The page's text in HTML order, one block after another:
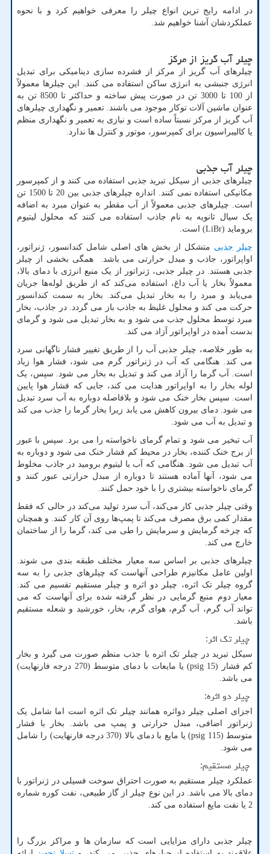
در ادامه رایج ترین انواع چیلر را معرفی خواهیم کرد و با نحوه
عملکردشان آشنا خواهیم شد.
چیلر آب گریز از مرکز
چیلرهای آب گریز از مرکز از فشرده سازی دینامیکی برای تبدیل
انرژی جنبشی به انرژی ساکن استفاده می کنند. این چیلرها معمولاً
از 100 تا 3000 تن در صورت پیش ساخته و حداکثر تا 8500 تن به
عنوان ماشین آلات توکار موجود می باشند. تعمیر و نگهداری چیلرهای
آب گریز از مرکز نسبتاً ساده است و نیازی به تعمیر و نگهداری منظم
یا کالیبراسیون برای کمپرسور، موتور و کنترل ها ندارد.
چیلر آب جذبی
چیلرهای جذبی از سیکل تبرید جذبی استفاده می کنند و از کمپرسور
مکانیکی استفاده نمی کنند. اندازه چیلرهای جذبی بین 20 تا 1500 تن
است. چیلرهای جذبی معمولاً از آب مقطر به عنوان مبرد به اضافه
یک سیال ثانویه به نام جاذب استفاده می کنند که محلول لیتیوم
بروماید (LiBr) است.
چیلر جذبی متشکل از بخش های اصلی شامل کندانسور، ژنراتور،
اواپراتور، جاذب و مبدل حرارتی می باشد. همگی بخشی از چیلر
جذبی هستند. در چیلر جذبی، ژنراتور از یک منبع انرژی با دمای بالا،
معمولاً بخار یا آب داغ، استفاده می‌کند که از طریق لوله‌ها جریان
می‌یابد و مبرد را به بخار تبدیل می‌کند. بخار به سمت کندانسور
حرکت می کند و محلول غلیظ به جاذب باز می گردد. در جاذب، بخار
مبرد توسط محلول جذب می شود و به بخار تبدیل می شود و گرمای
بدست آمده در اواپراتور آزاد می کند.
به طور خلاصه، چیلر جذبی آب را از طریق تغییر فشار ناگهانی سرد
می کند. هنگامی که آب در ژنراتور گرم می شود، فشار هوا زیاد
است. آب گرما را آزاد می کند و تبدیل به بخار می شود. سپس، یک
لوله بخار را به اواپراتور هدایت می کند، جایی که فشار هوا پایین
است. سپس بخار خنک می شود و بلافاصله دوباره به آب سرد تبدیل
می شود. دمای بیرون کاهش می یابد زیرا بخار گرما را جذب می کند
و تبدیل به آب می شود.
آب تبخیر می شود و تمام گرمای ناخواسته را می برد. سپس با عبور
از برج خنک کننده، بخار در محیط کم فشار خنک می شود و دوباره به
آب تبدیل می شود. هنگامی که آب با لیتیوم برومید در جاذب مخلوط
می شود، آنها آماده هستند تا دوباره از مبدل حرارتی عبور کنند و
گرمای ناخواسته بیشتری را با خود حمل کنند.
وقتی چیلر جذبی کار می‌کند، آب سرد تولید می‌کند در حالی که فقط
مقدار کمی برق مصرف می‌کند تا پمپ‌ها روی آن کار کنند. و همچنان
که چرخه گرمایش و سرمایش را طی می کند، گرما را از ساختمان
خارج می کند.
چیلرهای جذبی بر اساس سه معیار مختلف طبقه بندی می شوند.
اولین عامل مکانیزم طراحی آنهاست که چیلرهای جذبی را به سه
گروه چیلر تک اثره، چیلر دو اثره و چیلر مستقیم تقسیم می کند.
معیار دوم منبع گرمایی در نظر گرفته شده برای آنهاست که می
تواند آب گرم، آب گرم، هوای گرم، بخار، خورشید و شعله مستقیم
باشد.
چیلر تک اثر:
سیکل تبرید در چیلر تک اثره با جذب منظم صورت می گیرد و بخار
کم فشار (15
psig
) یا مایعات با دمای متوسط (270 درجه فارنهایت)
می باشد.
چیلر دو اثره:
اجزای اصلی چیلر دواثره همانند چیلر تک اثره است اما شامل یک
ژنراتور اضافی، مبدل حرارتی و پمپ می باشد. بخار با فشار
متوسط (115
psig
) یا مایع با دمای بالا (370 درجه فارنهایت) را شامل
می شود.
چیلر مستقیم:
عملکرد چیلر مستقیم به صورت احتراق سوخت فسیلی در ژنراتور با
دمای بالا می باشد. در این نوع چیلر از گاز طبیعی، نفت کوره شماره
2 یا نفت مایع استفاده می کند.
چیلر جذبی دارای مزایایی است که سازمان ها و مراکز بزرگ را